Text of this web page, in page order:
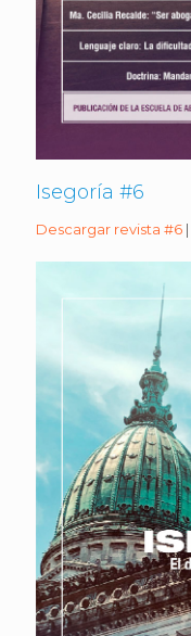
Isegoría #6
Descargar revista #6 |